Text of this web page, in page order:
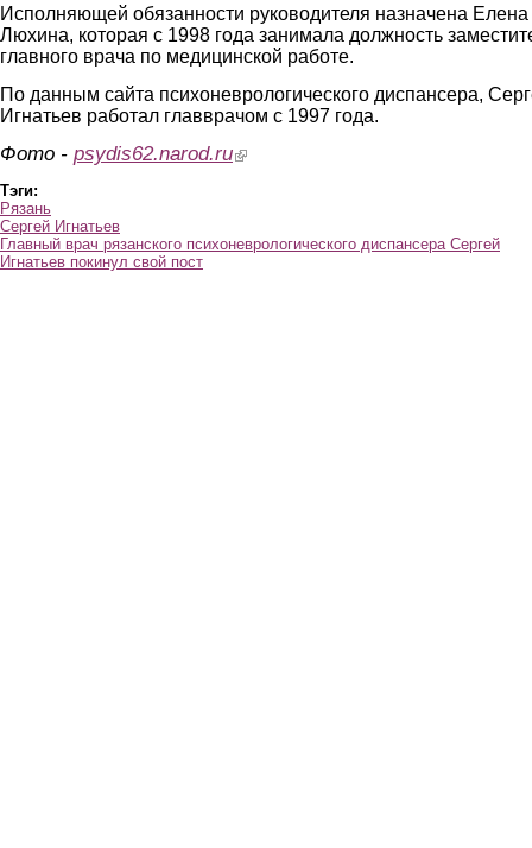
Исполняющей обязанности руководителя назначена Елена
Люхина, которая с 1998 года занимала должность
главного врача по медицинской работе.
По данным сайта психоневрологического диспансера,
Игнатьев работал главврачом с 1997 года.
Фото - psydis62.narod.ru(link is external)
Тэги:
Рязань
Сергей Игнатьев
Главный врач рязанского психоневрологического диспансера Сергей
Игнатьев покинул свой пост